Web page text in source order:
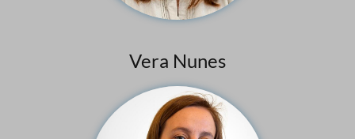
Vera Nunes